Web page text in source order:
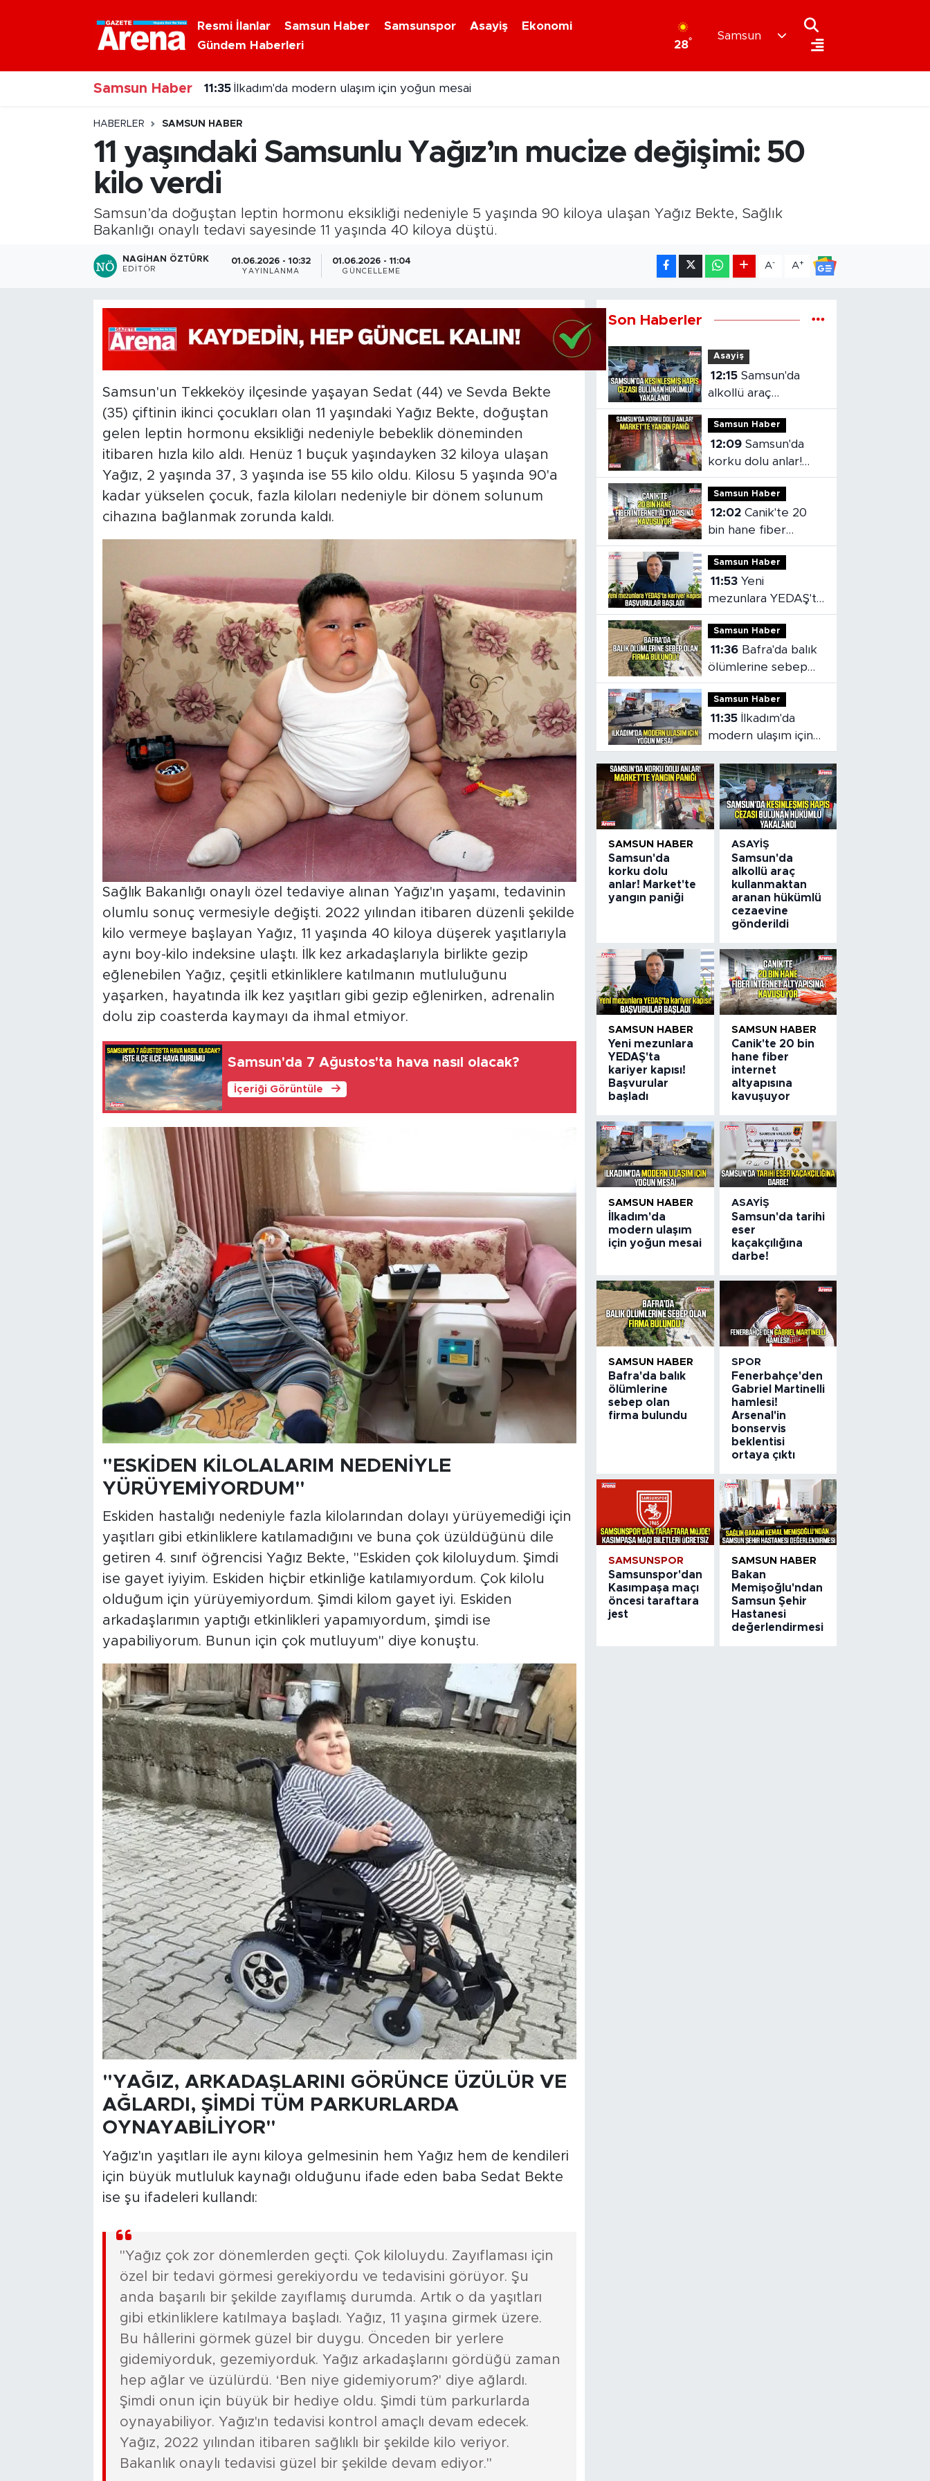
Resmi İlanlar Samsun Haber Samsunspor Asayiş
Ekonomi
Gündem Haberleri
28°
Samsun
Samsun Haber 11:22 Samsun'da tarihi eser kaçakçılığına darbe!
HABERLER SAMSUN HABER
11 yaşındaki Samsunlu Yağız’ın mucize değişimi: 50
kilo verdi
Samsun’da doğuştan leptin hormonu eksikliği nedeniyle 5 yaşında 90 kiloya ulaşan Yağız Bekte, Sağlık
Bakanlığı onaylı tedavi sayesinde 11 yaşında 40 kiloya düştü.
NAGIHAN ÖZTÜRK
EDITÖR
01.06.2026 - 10:32
YAYINLANMA
01.06.2026 - 11:04
GÜNCELLEME
A- A+
Samsun'un Tekkeköy ilçesinde yaşayan Sedat (44) ve Sevda Bekte
(35) çiftinin ikinci çocukları olan 11 yaşındaki Yağız Bekte, doğuştan
gelen leptin hormonu eksikliği nedeniyle bebeklik döneminden
itibaren hızla kilo aldı. Henüz 1 buçuk yaşındayken 32 kiloya ulaşan
Yağız, 2 yaşında 37, 3 yaşında ise 55 kilo oldu. Kilosu 5 yaşında 90'a
kadar yükselen çocuk, fazla kiloları nedeniyle bir dönem solunum
cihazına bağlanmak zorunda kaldı.
Sağlık Bakanlığı onaylı özel tedaviye alınan Yağız'ın yaşamı, tedavinin
olumlu sonuç vermesiyle değişti. 2022 yılından itibaren düzenli şekilde
kilo vermeye başlayan Yağız, 11 yaşında 40 kiloya düşerek yaşıtlarıyla
aynı boy-kilo indeksine ulaştı. İlk kez arkadaşlarıyla birlikte gezip
eğlenebilen Yağız, çeşitli etkinliklere katılmanın mutluluğunu
yaşarken, hayatında ilk kez yaşıtları gibi gezip eğlenirken, adrenalin
dolu zip coasterda kaymayı da ihmal etmiyor.
Samsun'da 7 Ağustos'ta hava nasıl olacak?
İçeriği Görüntüle
"ESKİDEN KİLOLALARIM NEDENİYLE
YÜRÜYEMİYORDUM"
Eskiden hastalığı nedeniyle fazla kilolarından dolayı yürüyemediği için
yaşıtları gibi etkinliklere katılamadığını ve buna çok üzüldüğünü dile
getiren 4. sınıf öğrencisi Yağız Bekte, "Eskiden çok kiloluydum. Şimdi
ise gayet iyiyim. Eskiden hiçbir etkinliğe katılamıyordum. Çok kilolu
olduğum için yürüyemiyordum. Şimdi kilom gayet iyi. Eskiden
arkadaşlarımın yaptığı etkinlikleri yapamıyordum, şimdi ise
yapabiliyorum. Bunun için çok mutluyum" diye konuştu.
"YAĞIZ, ARKADAŞLARINI GÖRÜNCE ÜZÜLÜR VE
AĞLARDI, ŞİMDİ TÜM PARKURLARDA
OYNAYABİLİYOR"
Yağız'ın yaşıtları ile aynı kiloya gelmesinin hem Yağız hem de kendileri
için büyük mutluluk kaynağı olduğunu ifade eden baba Sedat Bekte
ise şu ifadeleri kullandı:
"Yağız çok zor dönemlerden geçti. Çok kiloluydu. Zayıflaması için
özel bir tedavi görmesi gerekiyordu ve tedavisini görüyor. Şu
anda başarılı bir şekilde zayıflamış durumda. Artık o da yaşıtları
gibi etkinliklere katılmaya başladı. Yağız, 11 yaşına girmek üzere.
Bu hâllerini görmek güzel bir duygu. Önceden bir yerlere
gidemiyorduk, gezemiyorduk. Yağız arkadaşlarını gördüğü zaman
hep ağlar ve üzülürdü. ‘Ben niye gidemiyorum?' diye ağlardı.
Şimdi onun için büyük bir hediye oldu. Şimdi tüm parkurlarda
oynayabiliyor. Yağız'ın tedavisi kontrol amaçlı devam edecek.
Yağız, 2022 yılından itibaren sağlıklı bir şekilde kilo veriyor.
Bakanlık onaylı tedavisi güzel bir şekilde devam ediyor."
Son Haberler
Asayiş
12:15 Samsun'da
alkollü araç
kullanmaktan aranan
hükümlü cezaevine
gönderildi
Samsun Haber
12:09 Samsun'da
korku dolu anlar!
Market'te yangın
paniği
Samsun Haber
12:02 Canik'te 20
bin hane fiber
internet altyapısına
kavuşuyor
Samsun Haber
11:53
mezunlara YEDAŞ'ta
kariyer kapısı!
Başvurular başladı
Samsun Haber
11:36
ölümlerine sebep
olan firma bulundu
Samsun Haber
11:35
modern ulaşım için
yoğun mesai
SAMSUN HABER
Samsun'da
korku dolu
anlar! Market'te
yangın paniği
ASAYIŞ
Samsun'da
alkollü araç
kullanmaktan
aranan hükümlü
cezaevine
gönderildi
SAMSUN HABER
Yeni mezunlara
YEDAŞ'ta
kariyer kapısı!
Başvurular
başladı
SAMSUN HABER
Canik'te 20 bin
hane fiber
internet
altyapısına
kavuşuyor
SAMSUN HABER
İlkadım'da
modern ulaşım
için yoğun mesai
ASAYIŞ
Samsun'da tarihi
eser
kaçakçılığına
darbe!
SAMSUN HABER
Bafra'da balık
ölümlerine
sebep olan
firma bulundu
SPOR
Fenerbahçe'den
Gabriel Martinelli
hamlesi!
Arsenal'in
bonservis
beklentisi
ortaya çıktı
SAMSUNSPOR
Samsunspor'dan
Kasımpaşa maçı
öncesi taraftara
jest
SAMSUN HABER
Bakan
Memişoğlu'ndan
Samsun Şehir
Hastanesi
değerlendirmesi
Nöbetçi Eczaneler
Hava Durumu
Samsun Namaz Vakitleri
Süper Lig Puan Durumu ve Fikstür
Tüm Manşetler
Son Dakika Haberleri